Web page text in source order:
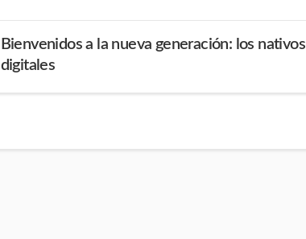
Bienvenidos a la nueva generación: los nativos
digitales